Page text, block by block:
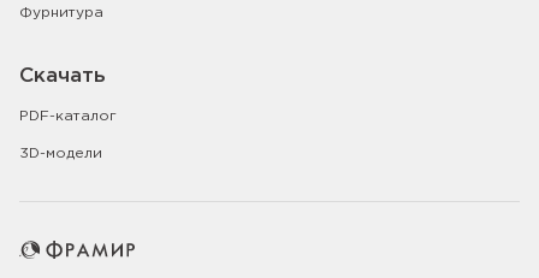
Фурнитура
Скачать
PDF-каталог
3D-модели